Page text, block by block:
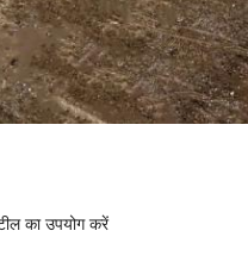
का उपयोग करें